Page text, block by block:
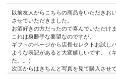
以前友人からこちらの商品をいただきお
させていただきました。
お酒好きの方だったので喜んでいただけま
これは身勝手な要望なのですが、
ギフトのページから店長セレクトお試し
ような表記があると大変嬉しいです。（
た。。）
次回からはきちんと写真を見て購入させ